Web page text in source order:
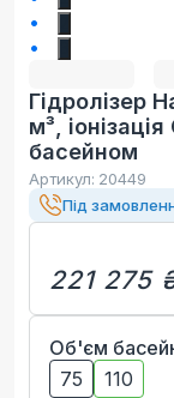
Гідролізер
м³,
басейном
Артикул: 20449
Під
221 275
Об'єм
75
110